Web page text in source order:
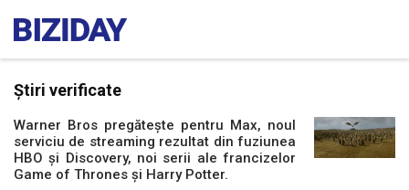
Știri verificate
Warner Bros pregătește pentru Max, noul
serviciu de streaming rezultat din fuziunea
HBO și Discovery, noi serii ale francizelor
Game of Thrones și Harry Potter.